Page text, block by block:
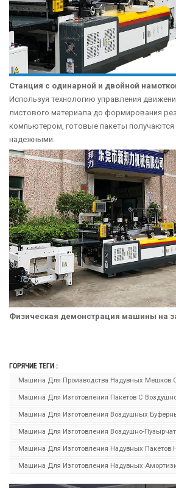
Станция с одинарной и двойной
Используя технологию управления
листового материала до формирования
компьютером, готовые пакеты получаются
надежными.
Физическая демонстрация машины на
ГОРЯЧИЕ ТЕГИ :
Машина Для Производства Надувных Мешков
Машина Для Изготовления Пакетов С
Машина Для Изготовления Воздушных
Машина Для Изготовления Воздушно-
Машина Для Изготовления Надувных Пакетов
Машина Для Изготовления Надувных